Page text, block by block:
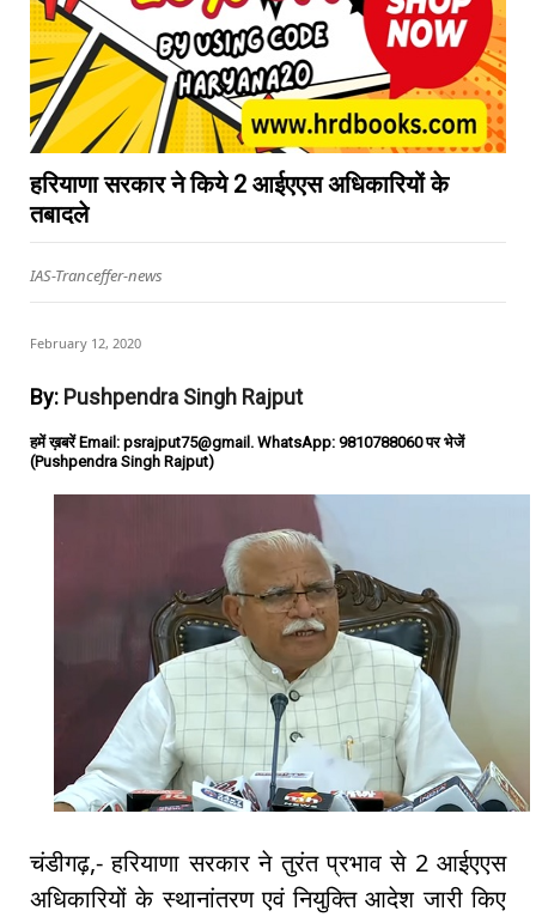
हरियाणा सरकार ने किये 2 आईएएस अधिकारियों के
तबादले
IAS-Tranceffer-news
February 12, 2020
By: Pushpendra Singh Rajput
हमें ख़बरें Email: psrajput75@gmail. WhatsApp: 9810788060 पर भेजें
(Pushpendra Singh Rajput)
चंडीगढ़,- हरियाणा सरकार ने तुरंत प्रभाव से 2 आईएएस
अधिकारियों के स्थानांतरण एवं नियुक्ति आदेश जारी किए